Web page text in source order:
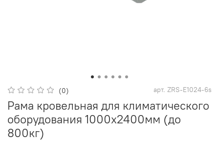
(0) арт. ZRS-E1024-6s
Рама кровельная для климатического
оборудования 1000х2400мм (до
800кг)